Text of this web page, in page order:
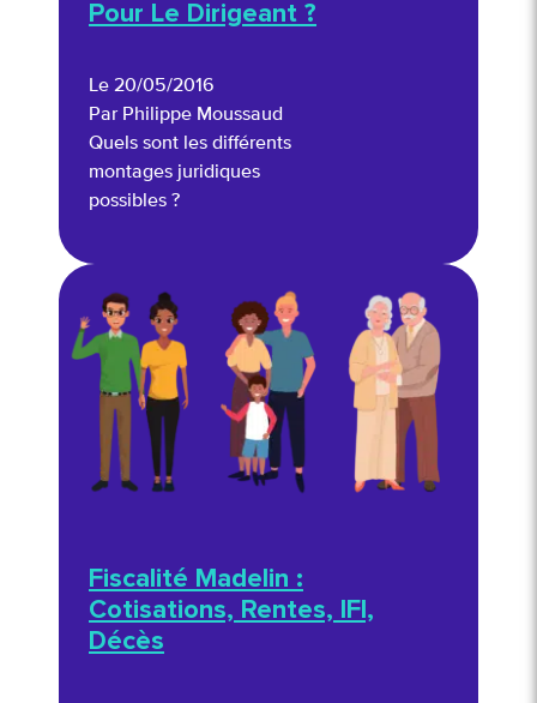
Pour Le Dirigeant ?
Le 20/05/2016
Par Philippe Moussaud
Quels sont les différents
montages juridiques
possibles ?
Fiscalité Madelin :
Cotisations, Rentes, IFI,
Décès